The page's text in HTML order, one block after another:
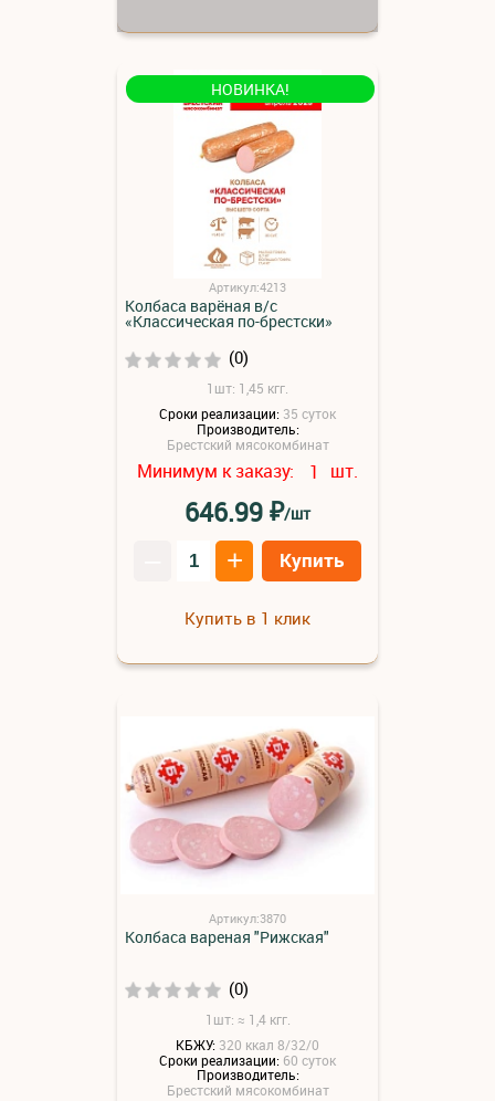
НОВИНКА!
Артикул:4213
Колбаса варёная в/с
«Классическая по-брестски»
(0)
1шт: 1,45 кгг.
Сроки реализации: 35 суток
Производитель:
Брестский мясокомбинат
Минимум к заказу: 1 шт.
646.99₽/шт
+ Купить
Купить в 1 клик
Артикул:3870
Колбаса вареная "Рижская"
(0)
1шт: ≈ 1,4 кгг.
КБЖУ: 320 ккал 8/32/0
Сроки реализации: 60 суток
Производитель:
Брестский мясокомбинат